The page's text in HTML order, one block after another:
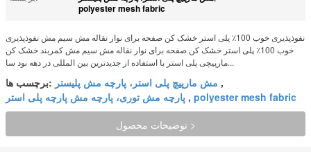
polyester mesh fabric
نفوذپذیری خوب 100٪ پلی استر خشک کن صفحه برای نوار نقاله مش سیم مش نفوذپذیری
خوب 100٪ پلی استر خشک کن صفحه برای نوار نقاله مش سیم مش کمربند خشک کن
مارپیچی پلی استر با استفاده از جدیدترین بین المللی در دهه نود سا...
برچسب ها: مش مارپیچ پلی استر، پارچه مش پلیستر ,
پارچه مش توری، پارچه مش پارچه پلی استر , polyester mesh fabric
توضیحات محصول >